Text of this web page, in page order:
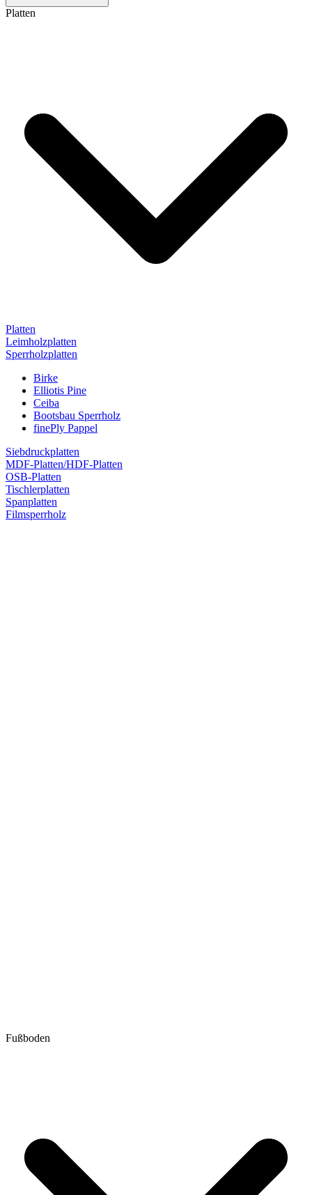
Platten
Platten
Leimholzplatten
Sperrholzplatten
Birke
Elliotis Pine
Ceiba
Bootsbau Sperrholz
finePly Pappel
Siebdruckplatten
MDF-Platten/HDF-Platten
OSB-Platten
Tischlerplatten
Spanplatten
Filmsperrholz
Fußboden